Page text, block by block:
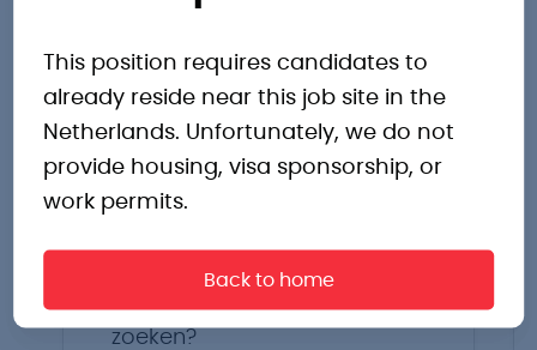
This position requires candidates to
already reside near this job site in the
Netherlands. Unfortunately, we do not
provide housing, visa sponsorship, or
work permits.
Back to home
vacatures
Productiemedewerker
zoeken?